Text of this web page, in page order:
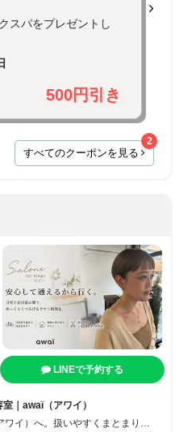
スパをプレゼントし
500円引き
すべてのクーポンを見る
2
LINEで予約する
｜awaï（アワイ）
椎名町でショート・ボブならawaï（アワイ）へ。扱いやすくまとまりのある艶髪スタイルをご提案します。髪質改善やトリートメントメニューも充実。お子様連れも歓迎の、地域に寄り添う美容室です。日常と非日常の間でゆったりとくつろげる空間をご用意しております◎